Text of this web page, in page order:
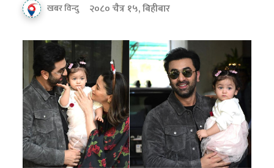
खबर विन्दु २०८० चैत्र १५, बिहीबार